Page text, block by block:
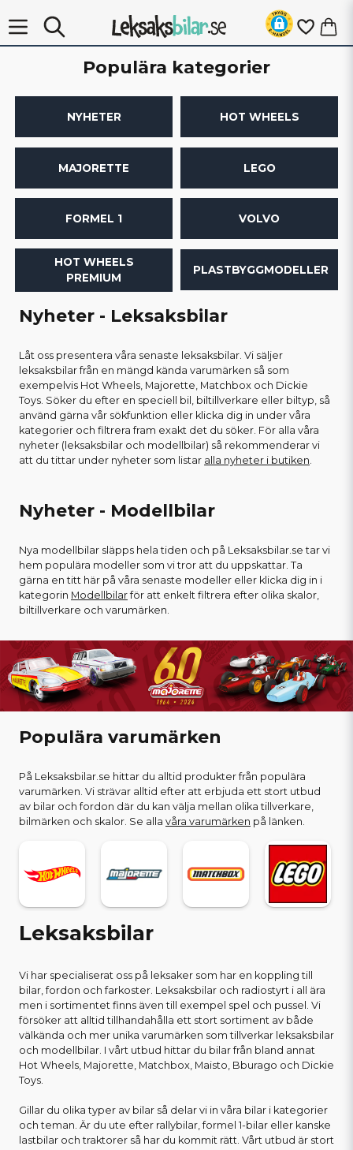
Populära kategorier
NYHETER HOT WHEELS
MAJORETTE LEGO
FORMEL 1 VOLVO
HOT WHEELS
PREMIUM
PLASTBYGGMODELLER
Nyheter - Leksaksbilar
Låt oss presentera våra senaste leksaksbilar. Vi säljer
leksaksbilar från en mängd kända varumärken så som
exempelvis Hot Wheels, Majorette, Matchbox och Dickie
Toys. Söker du efter en speciell bil, biltillverkare eller biltyp, så
använd gärna vår sökfunktion eller klicka dig in under våra
kategorier och filtrera fram exakt det du söker. För alla våra
nyheter (leksaksbilar och modellbilar) så rekommenderar vi
att du tittar under nyheter som listar alla nyheter i butiken
Nyheter - Modellbilar
Nya modellbilar släpps hela tiden och på Leksaksbilar.se tar vi
hem populära modeller som vi tror att du uppskattar. Ta
gärna en titt här på våra senaste modeller eller klicka dig in i
kategorin Modellbilarför att enkelt filtrera efter olika skalor,
biltillverkare och varumärken.
Populära varumärken
På Leksaksbilar.se hittar du alltid produkter från populära
varumärken. Vi strävar alltid efter att erbjuda ett stort utbud
av bilar och fordon där du kan välja mellan olika tillverkare,
bilmärken och skalor. Se alla våra varumärken på länken.
Leksaksbilar
Vi har specialiserat oss på leksaker som har en koppling till
bilar, fordon och farkoster. Leksaksbilar och radiostyrt i all ära
men i sortimentet finns även till exempel spel och pussel. Vi
försöker att alltid tillhandahålla ett stort sortiment av både
välkända och mer unika varumärken som tillverkar leksaksbilar
och modellbilar. I vårt utbud hittar du bilar från bland annat
Hot Wheels, Majorette, Matchbox, Maisto, Bburago och Dickie
Toys.
Gillar du olika typer av bilar så delar vi in våra bilar i kategorier
och teman. Är du ute efter rallybilar, formel 1-bilar eller kanske
lastbilar och traktorer så har du kommit rätt. Vårt utbud är stort